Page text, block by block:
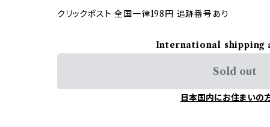
クリックポスト 全国一律198円 追跡番号あり
International shipping
Sold out
日本国内にお住まいの